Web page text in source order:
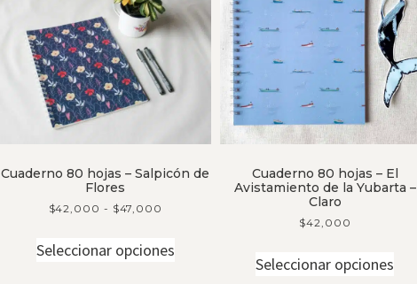
Cuaderno 80 hojas – Salpicón de
Flores
$42,000 - $47,000
Seleccionar opciones
Cuaderno 80 hojas – El
Avistamiento de la Yubarta –
Claro
$42,000
Seleccionar opciones